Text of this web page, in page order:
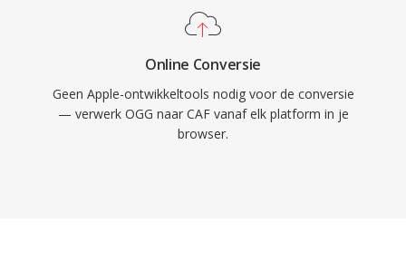
Online Conversie
Geen Apple-ontwikkeltools nodig voor de conversie
— verwerk OGG naar CAF vanaf elk platform in je
browser.